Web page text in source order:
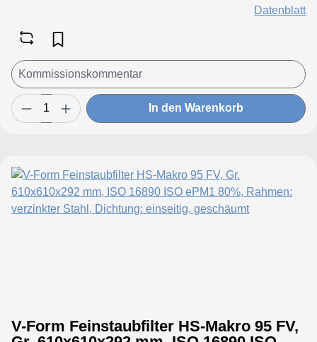
Datenblatt
In den Warenkorb
V-Form Feinstaubfilter HS-Makro 95 FV,